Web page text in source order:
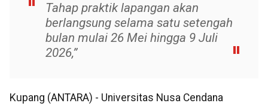
Tahap praktik lapangan akan
berlangsung selama satu setengah
bulan mulai 26 Mei hingga 9 Juli
2026,”
Kupang (ANTARA) - Universitas Nusa Cendana